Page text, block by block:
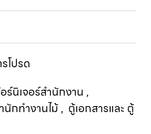
โปรด
ร์นิเจอร์สำนักงาน ,
นักทำงานไม้, ตู้เอกสารและ ตู้